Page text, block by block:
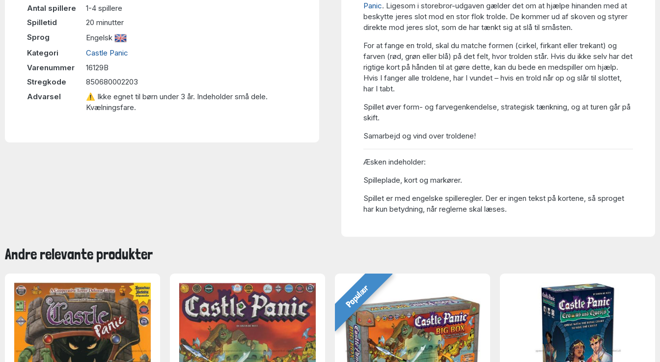
Antal spillere
1-4 spillere
Spilletid
20 minutter
Sprog
Engelsk
Kategori
Castle Panic
Varenummer
16129B
Stregkode
850680002203
Advarsel
⚠ Ikke egnet til børn under 3 år. Indeholder små dele.
Kvælningsfare.
Panic. Ligesom i storebror-udgaven gælder det om at hjælpe hinanden med at
beskytte jeres slot mod en stor flok trolde. De kommer ud af skoven og styrer
direkte mod jeres slot, som de har tænkt sig at slå til småsten.
For at fange en trold, skal du matche formen (cirkel, firkant eller trekant) og
farven (rød, grøn eller blå) på det felt, hvor trolden står. Hvis du ikke selv har det
rigtige kort på hånden til at gøre dette, kan du bede en medspiller om hjælp.
Hvis I fanger alle troldene, har I vundet – hvis en trold når op og slår til slottet,
har I tabt.
Spillet øver form- og farvegenkendelse, strategisk tænkning, og at turen går på
skift.
Samarbejd og vind over troldene!
Æsken indeholder:
Spilleplade, kort og markører.
Spillet er med engelske spilleregler. Der er ingen tekst på kortene, så sproget
har kun betydning, når reglerne skal læses.
Andre relevante produkter
Populær